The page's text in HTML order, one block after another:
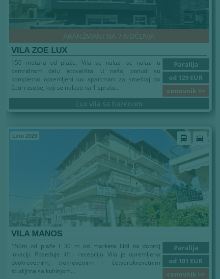
ARANŽMANI NA 7 NOĆENJA
VILA ZOE LUX
Paralija
od 129 EUR
cenovnik >>
150 metara od plaže. Vila se nalazi se nalazi u
centralnom delu letovališta. U našoj ponudi su
kompletno opremljeni lux apartmani za smeštaj do
četiri osobe, koji se nalaze na 1 spratu...
Lux vila sa bazenom
Leto 2026 directions_bus directions_car
VILA MANOS
Paralija
od 101 EUR
cenovnik >>
150m od plaže i 30 m od marketa Lidl na dobroj
lokaciji. Poseduje lift i recepciju. Vila je opremljena
dvokrevetnim, trokrevetnim i četverokrevetnim
studijima sa kuhinjom...